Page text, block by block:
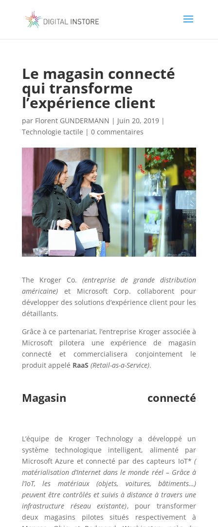
Le magasin connecté
qui transforme
l’expérience client
par Florent GUNDERMANN | Juin 20, 2019|
Technologie tactile | 0 commentaires
The Kroger Co. (entreprise de grande distribution
américaine)et Microsoft Corp. collaborent pour
développer des solutions d’expérience client pour les
détaillants.
Grâce à ce partenariat, l’entreprise Kroger associée à
Microsoft pilotera une expérience de magasin
connecté et commercialisera conjointement le
produit appelé RaaS (Retail-as-a-Service).
Magasin connecté
L’équipe de Kroger Technology a développé un
système technologique intelligent, alimenté par
Microsoft Azure et connecté par des capteurs IoT*(
matérialisation d’Internet dans le monde réel – Grâce à
l’IoT, les matériaux (objets, voitures, bâtiments…)
peuvent être contrôlés et suivis à distance à travers une
infrastructure réseau existante), pour transformer
deux magasins pilotes situés respectivement à